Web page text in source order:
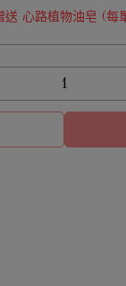
送 心路植物油皂 (每